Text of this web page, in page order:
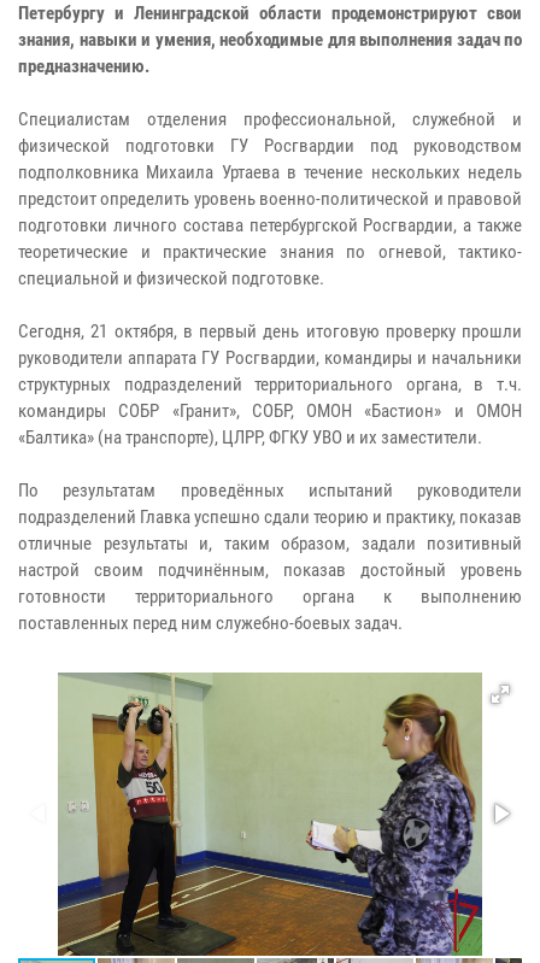
Петербургу и Ленинградской области продемонстрируют свои
знания, навыки и умения, необходимые для выполнения задач по
предназначению.
Специалистам отделения профессиональной, служебной и
физической подготовки ГУ Росгвардии под руководством
подполковника Михаила Уртаева в течение нескольких недель
предстоит определить уровень военно-политической и правовой
подготовки личного состава петербургской Росгвардии, а также
теоретические и практические знания по огневой, тактико-
специальной и физической подготовке.
Сегодня, 21 октября, в первый день итоговую проверку прошли
руководители аппарата ГУ Росгвардии, командиры и начальники
структурных подразделений территориального органа, в т.ч.
командиры СОБР «Гранит», СОБР, ОМОН «Бастион» и ОМОН
«Балтика» (на транспорте), ЦЛРР, ФГКУ УВО и их заместители.
По результатам проведённых испытаний руководители
подразделений Главка успешно сдали теорию и практику, показав
отличные результаты и, таким образом, задали позитивный
настрой своим подчинённым, показав достойный уровень
готовности территориального органа к выполнению
поставленных перед ним служебно-боевых задач.​​​​​​​